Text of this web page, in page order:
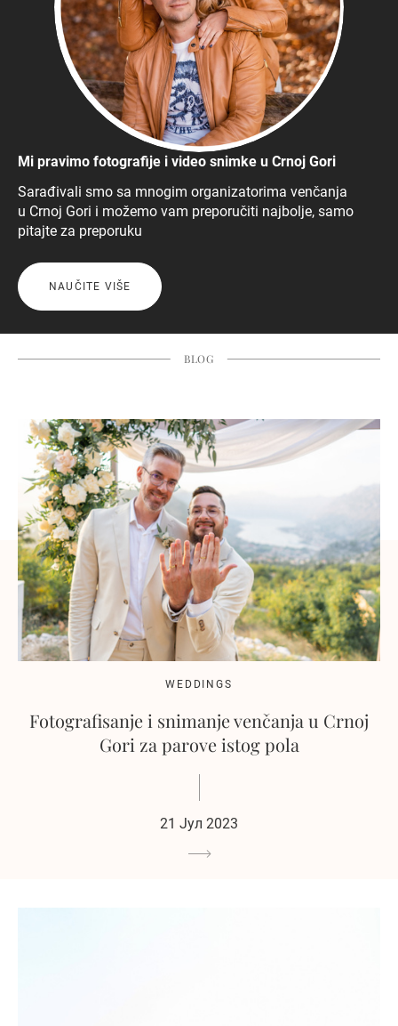
Mi pravimo fotografije i video snimke u Crnoj Gori
Sarađivali smo sa mnogim organizatorima venčanja
u Crnoj Gori i možemo vam preporučiti najbolje, samo
pitajte za preporuku
NAUČITE VIŠE
BLOG
WEDDINGS
Fotografisanje i snimanje venčanja u Crnoj
Gori za parove istog pola
21 Јул 2023